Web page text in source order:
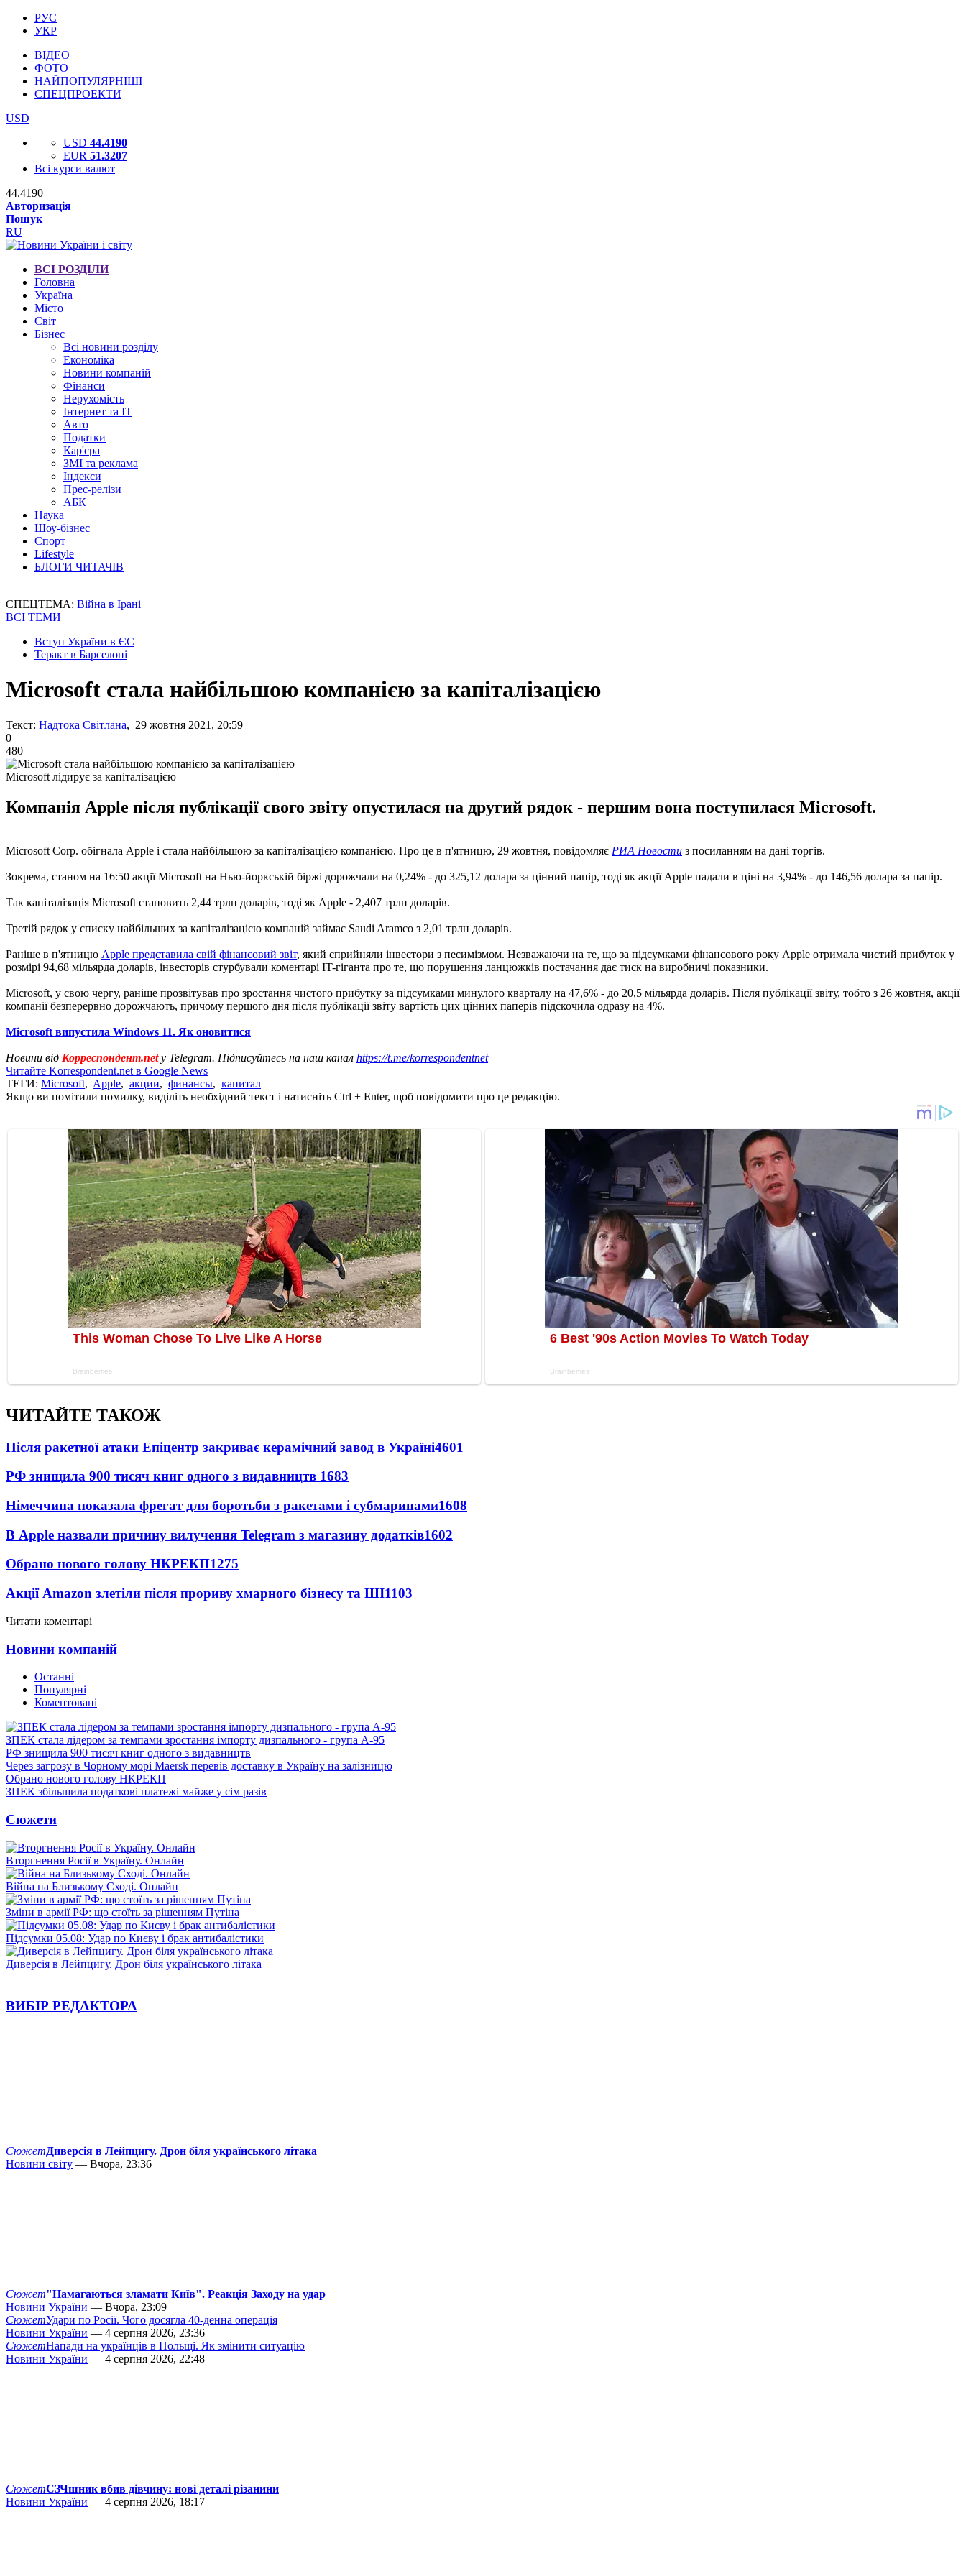
РУС
УКР
ВІДЕО
ФОТО
НАЙПОПУЛЯРНІШІ
СПЕЦПРОЕКТИ
USD
USD 44.4190
EUR 51.3207
Всі курси валют
44.4190
Авторизація
Пошук
RU
ВСІ РОЗДІЛИ
Головна
Україна
Місто
Світ
Бізнес
Всі новини розділу
Економіка
Новини компаній
Фінанси
Нерухомість
Інтернет та IT
Авто
Податки
Кар'єра
ЗМІ та реклама
Індекси
Прес-релізи
АБК
Наука
Шоу-бізнес
Спорт
Lifestyle
БЛОГИ ЧИТАЧІВ
СПЕЦТЕМА: Війна в Ірані
ВСІ ТЕМИ
Вступ України в ЄС
Теракт в Барселоні
Microsoft стала найбільшою компанією за капіталізацією
Текст: Надтока Світлана, 29 жовтня 2021, 20:59
0
480
Microsoft лідирує за капіталізацією
Компанія Apple після публікації свого звіту опустилася на другий рядок - першим вона поступилася Microsoft.
Microsoft Corp. обігнала Apple і стала найбільшою за капіталізацією компанією. Про це в п'ятницю, 29 жовтня, повідомляє РИА Новости з посиланням на дані торгів.
Зокрема, станом на 16:50 акції Microsoft на Нью-йоркській біржі дорожчали на 0,24% - до 325,12 долара за цінний папір, тоді як акції Apple падали в ціні на 3,94% - до 146,56 долара за папір.
Так капіталізація Microsoft становить 2,44 трлн доларів, тоді як Apple - 2,407 трлн доларів.
Третій рядок у списку найбільших за капіталізацією компаній займає Saudi Aramco з 2,01 трлн доларів.
Раніше в п'ятницю Apple представила свій фінансовий звіт, який сприйняли інвестори з песимізмом. Незважаючи на те, що за підсумками фінансового року Apple отримала чистий прибуток у
розмірі 94,68 мільярда доларів, інвесторів стурбували коментарі IT-гіганта про те, що порушення ланцюжків постачання дає тиск на виробничі показники.
Microsoft, у свою чергу, раніше прозвітував про зростання чистого прибутку за підсумками минулого кварталу на 47,6% - до 20,5 мільярда доларів. Після публікації звіту, тобто з 26 жовтня, акції
компанії безперервно дорожчають, причому першого дня після публікації звіту вартість цих цінних паперів підскочила одразу на 4%.
Microsoft випустила Windows 11. Як оновитися
Новини від Корреспондент.netу Telegram. Підписуйтесь на наш канал https://t.me/korrespondentnet
Читайте Korrespondent.net в Google News
ТЕГИ: Microsoft, Apple, акции, финансы, капитал
Якщо ви помітили помилку, виділіть необхідний текст і натисніть Ctrl + Enter, щоб повідомити про це редакцію.
ЧИТАЙТЕ ТАКОЖ
Після ракетної атаки Епіцентр закриває керамічний завод в Україні4601
РФ знищила 900 тисяч книг одного з видавництв 1683
Німеччина показала фрегат для боротьби з ракетами і субмаринами1608
В Apple назвали причину вилучення Telegram з магазину додатків1602
Обрано нового голову НКРЕКП1275
Акції Amazon злетіли після прориву хмарного бізнесу та ШІ1103
Читати коментарі
Новини компаній
Останні
Популярні
Коментовані
ЗПЕК стала лідером за темпами зростання імпорту дизпального - група А-95
РФ знищила 900 тисяч книг одного з видавництв
Через загрозу в Чорному морі Maersk перевів доставку в Україну на залізницю
Обрано нового голову НКРЕКП
ЗПЕК збільшила податкові платежі майже у сім разів
Сюжети
Вторгнення Росії в Україну. Онлайн
Війна на Близькому Сході. Онлайн
Зміни в армії РФ: що стоїть за рішенням Путіна
Підсумки 05.08: Удар по Києву і брак антибалістики
Диверсія в Лейпцигу. Дрон біля українського літака
ВИБІР РЕДАКТОРА
СюжетДиверсія в Лейпцигу. Дрон біля українського літака
Новини світу — Вчора, 23:36
Сюжет"Намагаються зламати Київ". Реакція Заходу на удар
Новини України — Вчора, 23:09
СюжетУдари по Росії. Чого досягла 40-денна операція
Новини України — 4 серпня 2026, 23:36
СюжетНапади на українців в Польщі. Як змінити ситуацію
Новини України — 4 серпня 2026, 22:48
СюжетСЗЧшник вбив дівчину: нові деталі різанини
Новини України — 4 серпня 2026, 18:17